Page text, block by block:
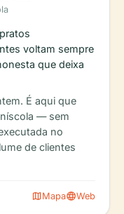
voltam sempre
que deixa
É aqui que
— sem
no
de clientes
(verifique se há
mapMapalanguageWeb